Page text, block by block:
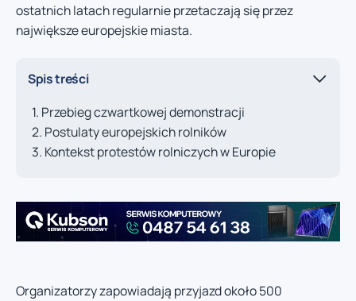
ostatnich latach regularnie przetaczają się przez
największe europejskie miasta.
Spis treści
Przebieg czwartkowej demonstracji
Postulaty europejskich rolników
Kontekst protestów rolniczych w Europie
Organizatorzy zapowiadają przyjazd około 500